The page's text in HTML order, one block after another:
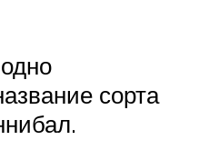
сорта